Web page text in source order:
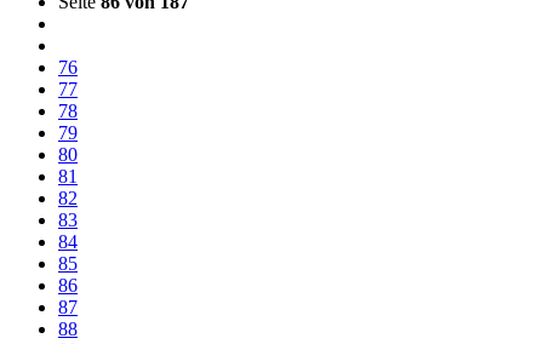
76
77
78
79
80
81
82
83
84
85
86
87
88